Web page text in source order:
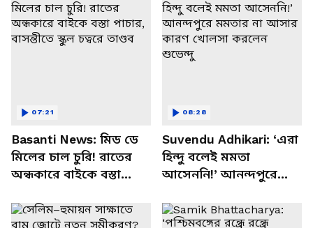
Basanti News: মিড ডে
মিলের চাল চুরি! রাতের
অন্ধকারে বাইকে বস্তা
চত্বরে তাণ্ডব
07:21
Suvendu Adhikari: ‘এরা
হিন্দু বলেই মমতা
আসেননি!’ আনন্দপুরে
খোলসা করলেন শুভেন্দু
08:28